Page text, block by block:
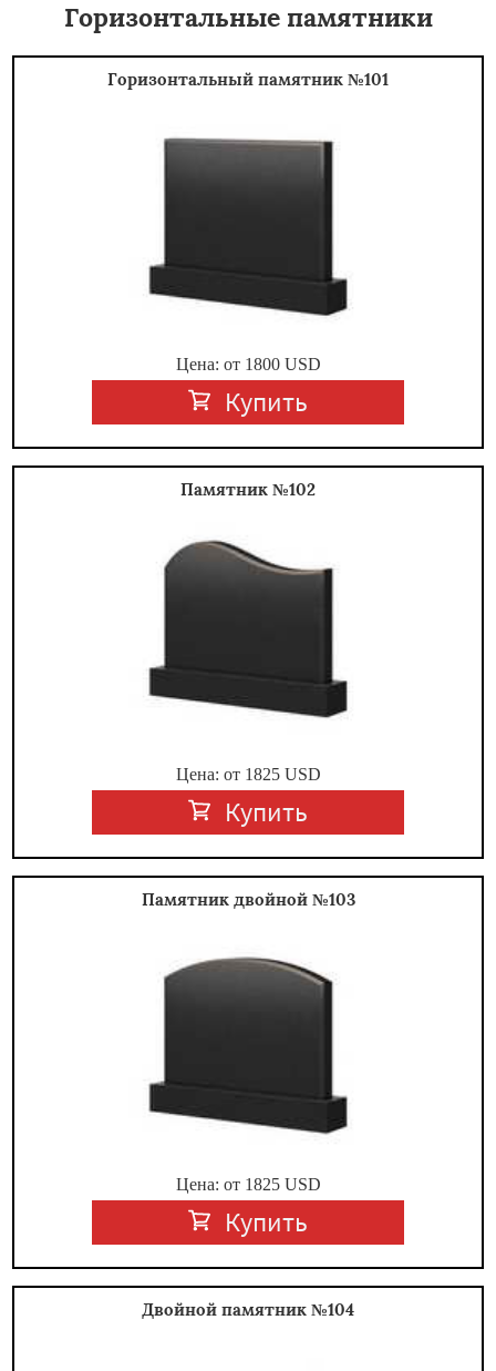
Горизонтальные памятники
Горизонтальный памятник №101
Цена: от 1800USD
Купить
Памятник №102
Цена: от 1825USD
Купить
Памятник двойной №103
Цена: от 1825USD
Купить
Двойной памятник №104